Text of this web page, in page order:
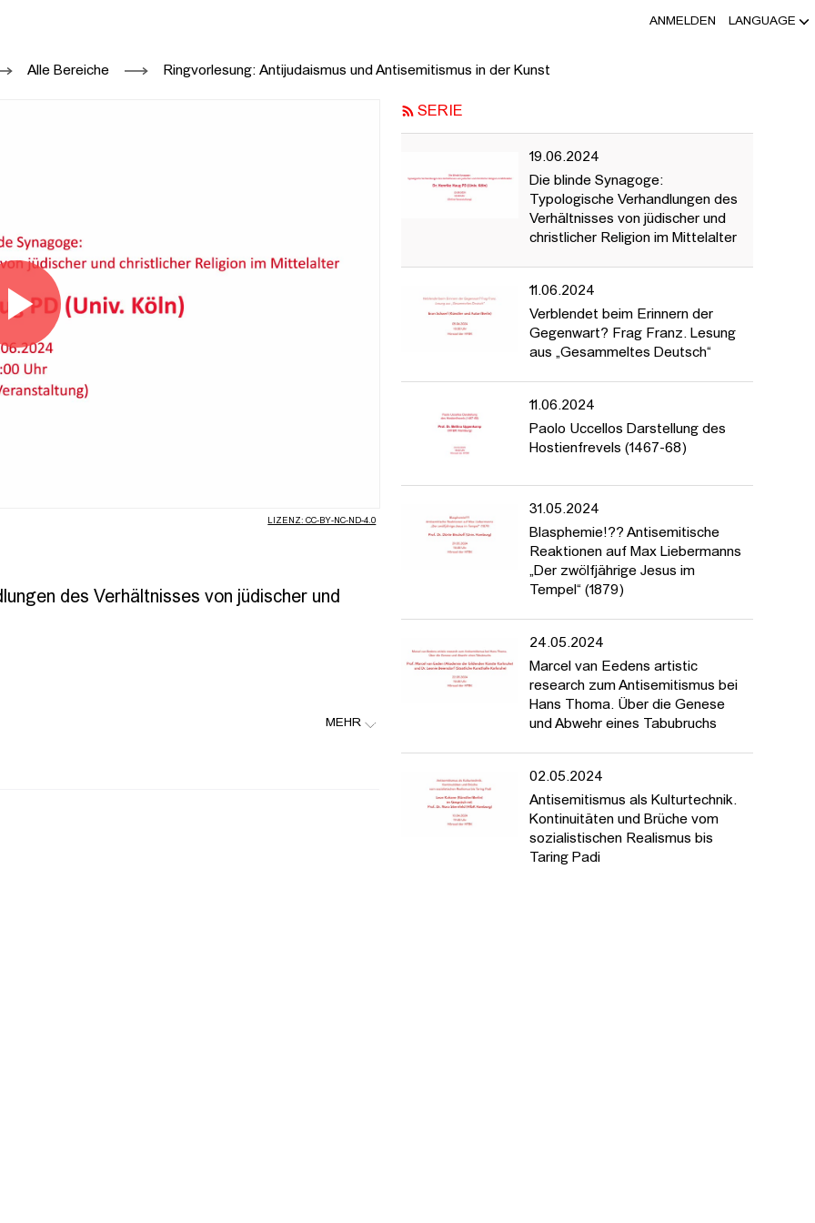
ANMELDEN LANGUAGE
VERHANDLUNGEN DES VERHÄLTNISSES VON JÜDISCHER UND
Alle Bereiche Ringvorlesung: Antijudaismus und Antisemitismus in der Kunst
Video
LIZENZ: CC-BY-NC-ND-4.0
des Verhältnisses von jüdischer und
Sommersemester eine Ringvorlesung zu antijüdischen und
antijüdische Motive und antisemitische Stereotypen sind
Beispiele in ihrer jeweiligen historischen Situiertheit
Es werden internationale Referent*innen sprechen ebenso
Geschichte.
MEHR
Videoplayer einzubetten.
und die komplette Serie mit dem Lecture2Go-Videoplayer einzubetten.
SERIE
19.06.2024
Die blinde Synagoge:
Typologische Verhandlungen des
Verhältnisses von jüdischer und
christlicher Religion im Mittelalter
11.06.2024
Verblendet beim Erinnern der
Gegenwart? Frag Franz. Lesung
aus „Gesammeltes Deutsch“
11.06.2024
Paolo Uccellos Darstellung des
Hostienfrevels (1467-68)
31.05.2024
Blasphemie!?? Antisemitische
Reaktionen auf Max Liebermanns
„Der zwölfjährige Jesus im
Tempel“ (1879)
24.05.2024
Marcel van Eedens artistic
research zum Antisemitismus bei
Hans Thoma. Über die Genese
und Abwehr eines Tabubruchs
02.05.2024
Antisemitismus als Kulturtechnik.
Kontinuitäten und Brüche vom
sozialistischen Realismus bis
Taring Padi